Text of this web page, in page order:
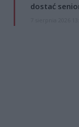
dostać